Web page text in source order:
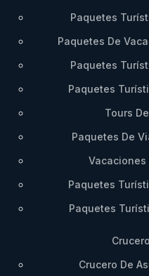
Paquetes
Paquetes De
Paquetes
Paquetes
Tours
Paquetes De
Vacaciones
Paquetes
Paquetes
Crucero De